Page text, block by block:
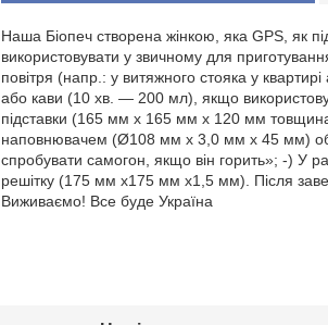
Наша Біопеч створена жінкою, яка GPS, як
використовувати у звичному для
повітря (напр.: у витяжного стояка у
або кави (10 хв. — 200 мл), якщо
підставки (165 мм х 165 мм х 120 мм
наповнювачем (Ø108 мм х 3,0 мм х 45 мм)
спробувати самогон, якщо він горить»; -) У
решітку (175 мм х175 мм х1,5 мм). Після
Виживаємо! Все буде Україна